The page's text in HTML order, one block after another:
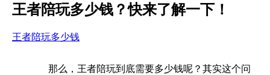
王者陪玩多少钱？快来了解一下！
王者陪玩多少钱
那么，王者陪玩到底需要多少钱呢？其实这个问